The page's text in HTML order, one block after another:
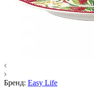
Бренд: Easy Life